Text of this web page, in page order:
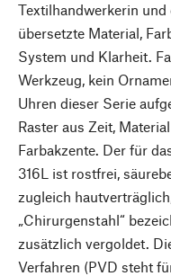
Textilhandwerkerin
übersetzte Material,
System und Klarheit.
Werkzeug, kein
Uhren dieser Serie
Raster aus Zeit,
Farbakzente. Der für
316L ist rostfrei,
zugleich
„Chirurgenstahl“
zusätzlich vergoldet.
Verfahren (PVD steht